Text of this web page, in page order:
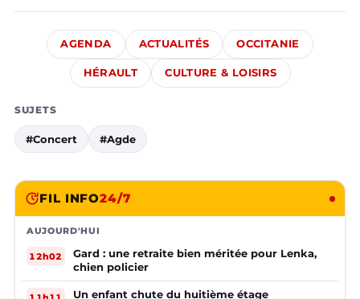
AGENDA ACTUALITÉS OCCITANIE
HÉRAULT CULTURE & LOISIRS
SUJETS
#Concert #Agde
FIL INFO24/7
AUJOURD'HUI
12h02
Gard : une retraite bien méritée pour Lenka,
chien policier
Un enfant chute du huitième étage